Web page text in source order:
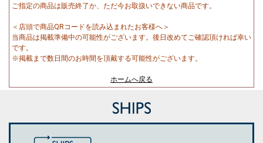
ご指定の商品は販売終了か、ただ今お取扱いできない商品です。
＜店頭で商品QRコードを読み込まれたお客様へ＞
当商品は掲載準備中の可能性がございます。後日改めてご確認頂ければ幸い
です。
※掲載まで数日間のお時間を頂戴する可能性がございます。
ホームへ戻る